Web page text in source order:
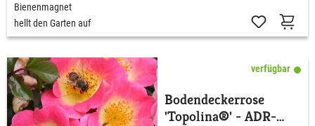
Bienenmagnet
hellt den Garten auf
verfügbar
Bodendeckerrose
'Topolina®' - ADR-